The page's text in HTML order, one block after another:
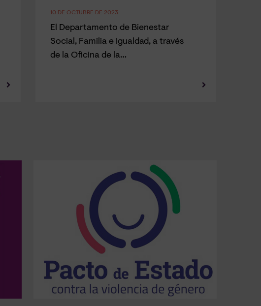
10 DE OCTUBRE DE 2023
El Departamento de Bienestar
Social, Familia e Igualdad, a través
de la Oficina de la…